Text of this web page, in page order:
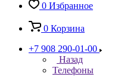
0 Избранное
0 Корзина
+7 908 290-01-00
Назад
Телефоны